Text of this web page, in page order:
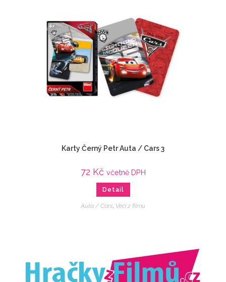
Karty Černý Petr Auta / Cars 3
72 Kč včetně DPH
Detail
Auta / Cars, Veci z filmu